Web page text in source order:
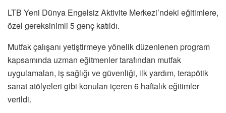
LTB Yeni Dünya Engelsiz Aktivite Merkezi’ndeki eğitimlere,
özel gereksinimli 5 genç katıldı.
Mutfak çalışanı yetiştirmeye yönelik düzenlenen program
kapsamında uzman eğitmenler tarafından mutfak
uygulamaları, iş sağlığı ve güvenliği, ilk yardım, terapötik
sanat atölyeleri gibi konuları içeren 6 haftalık eğitimler
verildi.